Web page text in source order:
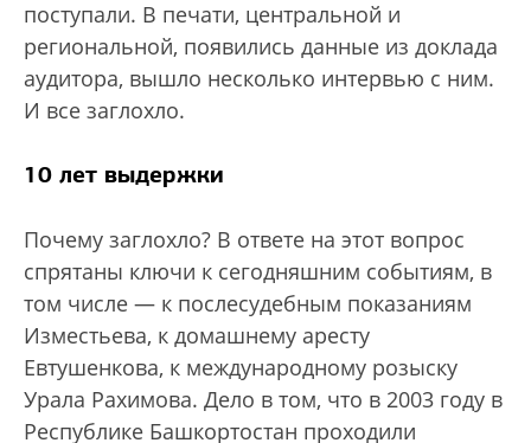
поступали. В печати, центральной и
региональной, появились данные из доклада
аудитора, вышло несколько интервью с ним.
И все заглохло.
10 лет выдержки
Почему заглохло? В ответе на этот вопрос
спрятаны ключи к сегодняшним событиям, в
том числе — к послесудебным показаниям
Изместьева, к домашнему аресту
Евтушенкова, к международному розыску
Урала Рахимова. Дело в том, что в 2003 году в
Республике Башкортостан проходили